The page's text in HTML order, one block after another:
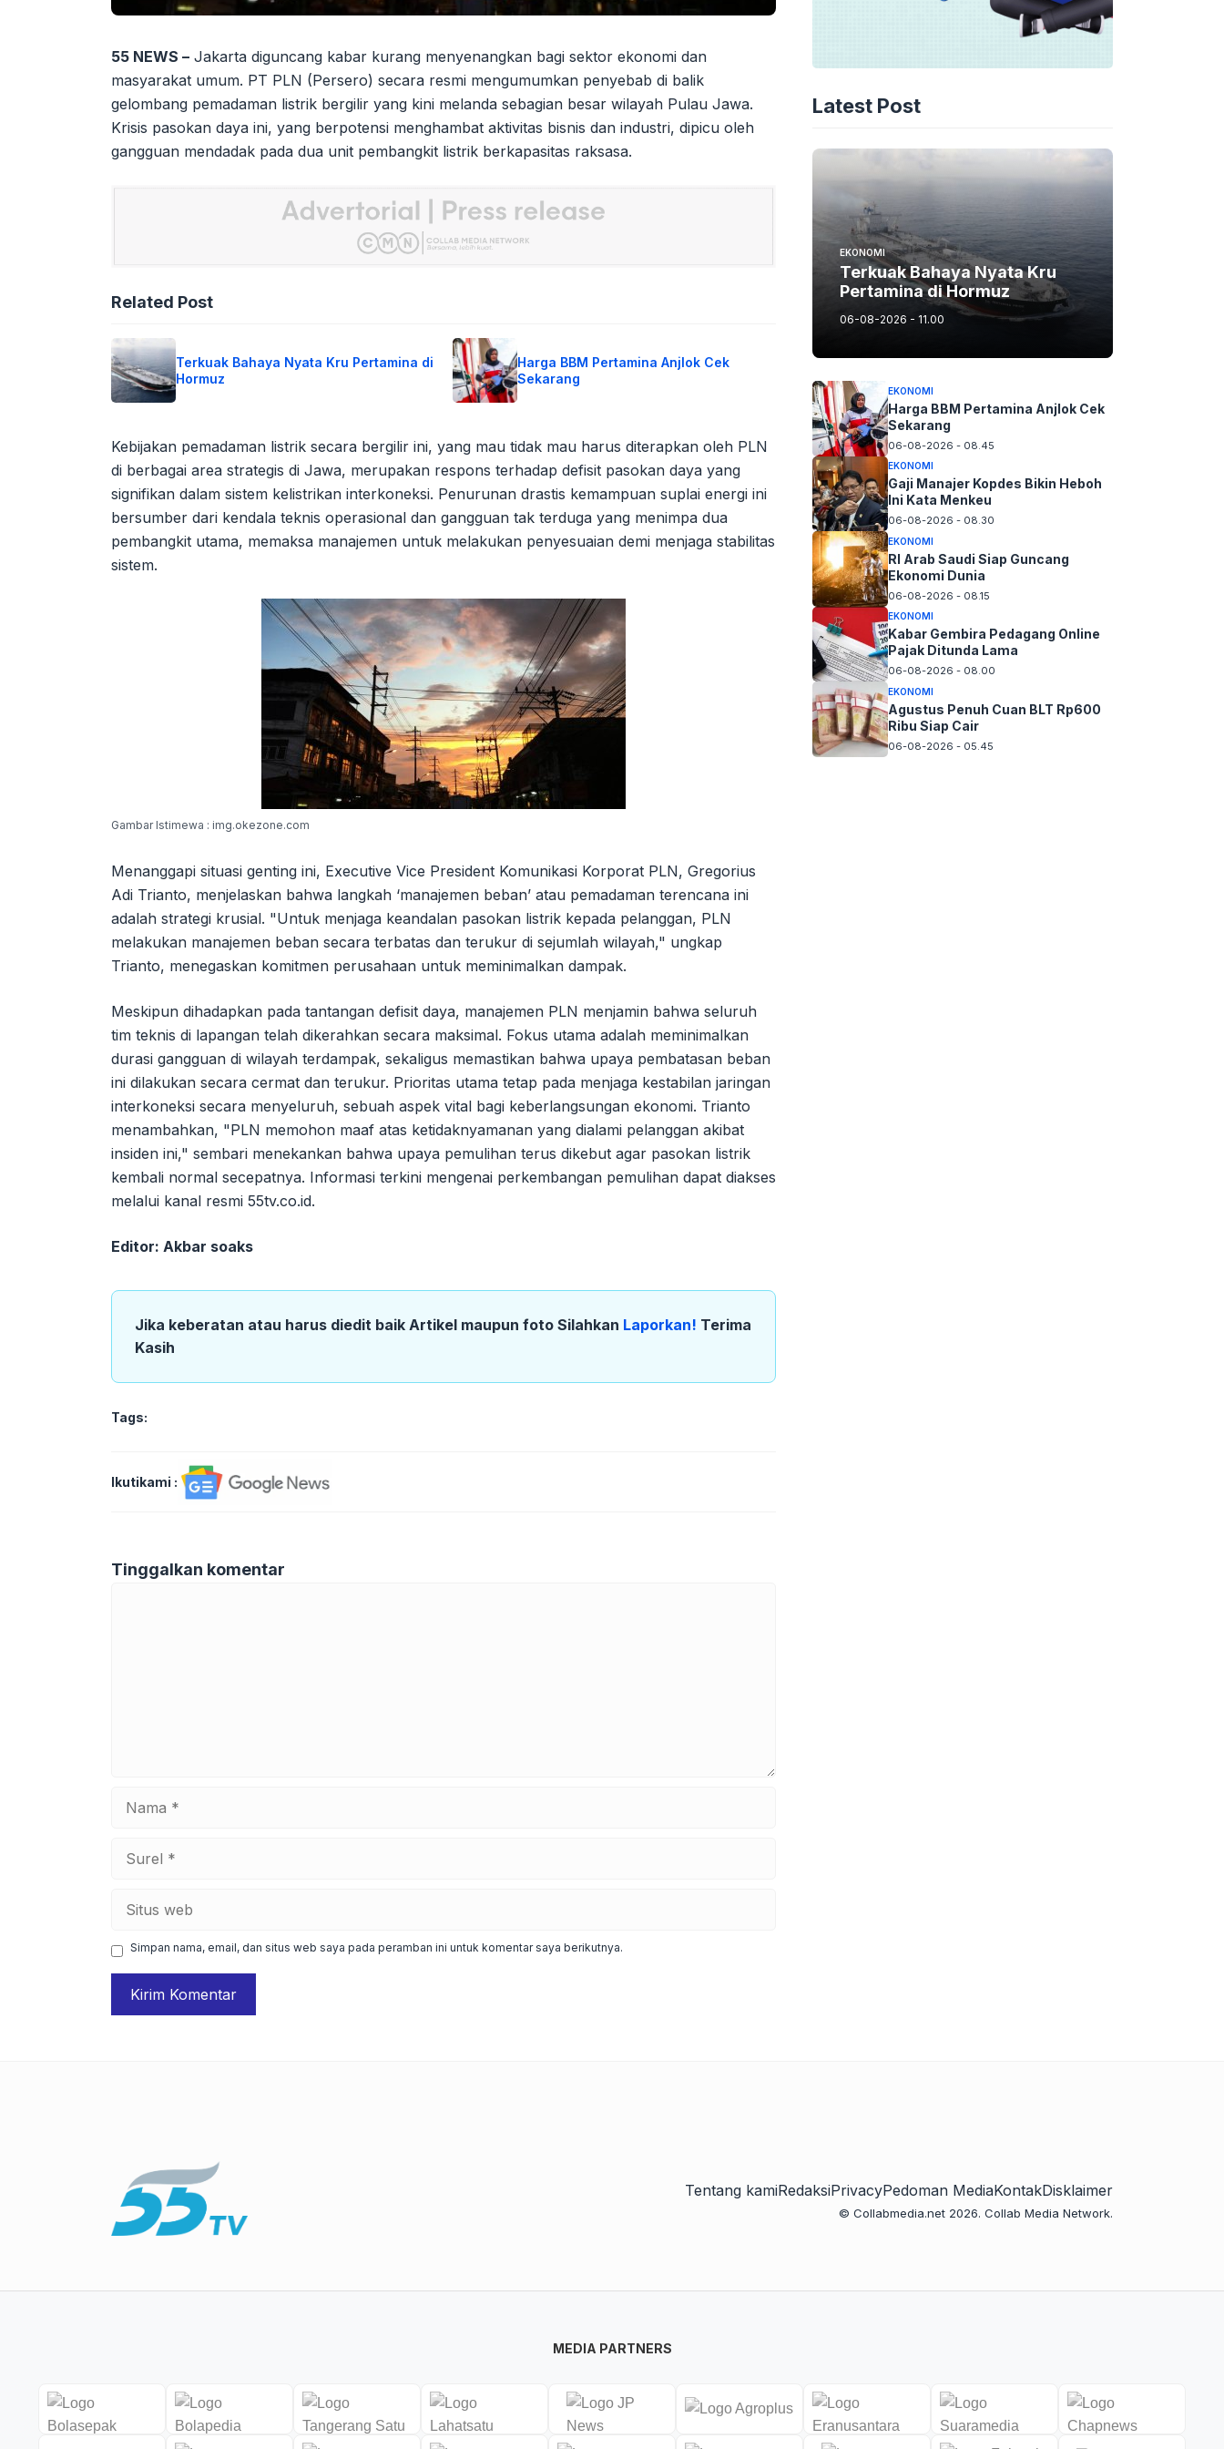
55 NEWS – Jakarta diguncang kabar kurang menyenangkan bagi sektor ekonomi dan
masyarakat umum. PT PLN (Persero) secara resmi mengumumkan penyebab di balik
gelombang pemadaman listrik bergilir yang kini melanda sebagian besar wilayah Pulau Jawa.
Krisis pasokan daya ini, yang berpotensi menghambat aktivitas bisnis dan industri, dipicu oleh
gangguan mendadak pada dua unit pembangkit listrik berkapasitas raksasa.
Related Post
Terkuak Bahaya Nyata Kru Pertamina di
Hormuz
Harga BBM Pertamina Anjlok Cek
Sekarang
Kebijakan pemadaman listrik secara bergilir ini, yang mau tidak mau harus diterapkan oleh PLN
di berbagai area strategis di Jawa, merupakan respons terhadap defisit pasokan daya yang
signifikan dalam sistem kelistrikan interkoneksi. Penurunan drastis kemampuan suplai energi ini
bersumber dari kendala teknis operasional dan gangguan tak terduga yang menimpa dua
pembangkit utama, memaksa manajemen untuk melakukan penyesuaian demi menjaga stabilitas
sistem.
Gambar Istimewa : img.okezone.com
Menanggapi situasi genting ini, Executive Vice President Komunikasi Korporat PLN, Gregorius
Adi Trianto, menjelaskan bahwa langkah ‘manajemen beban’ atau pemadaman terencana ini
adalah strategi krusial. "Untuk menjaga keandalan pasokan listrik kepada pelanggan, PLN
melakukan manajemen beban secara terbatas dan terukur di sejumlah wilayah," ungkap
Trianto, menegaskan komitmen perusahaan untuk meminimalkan dampak.
Meskipun dihadapkan pada tantangan defisit daya, manajemen PLN menjamin bahwa seluruh
tim teknis di lapangan telah dikerahkan secara maksimal. Fokus utama adalah meminimalkan
durasi gangguan di wilayah terdampak, sekaligus memastikan bahwa upaya pembatasan beban
ini dilakukan secara cermat dan terukur. Prioritas utama tetap pada menjaga kestabilan jaringan
interkoneksi secara menyeluruh, sebuah aspek vital bagi keberlangsungan ekonomi. Trianto
menambahkan, "PLN memohon maaf atas ketidaknyamanan yang dialami pelanggan akibat
insiden ini," sembari menekankan bahwa upaya pemulihan terus dikebut agar pasokan listrik
kembali normal secepatnya. Informasi terkini mengenai perkembangan pemulihan dapat diakses
melalui kanal resmi 55tv.co.id.
Editor: Akbar soaks
Jika keberatan atau harus diedit baik Artikel maupun foto Silahkan Laporkan! Terima
Kasih
Tags:
Ikutikami :
Tinggalkan komentar
web
Simpan nama, email, dan situs web saya pada peramban ini untuk komentar saya berikutnya.
Latest Post
EKONOMI
Terkuak Bahaya Nyata Kru
Pertamina di Hormuz
06-08-2026 - 11.00
EKONOMI
Harga BBM Pertamina Anjlok Cek
Sekarang
06-08-2026 - 08.45
EKONOMI
Gaji Manajer Kopdes Bikin Heboh
Ini Kata Menkeu
06-08-2026 - 08.30
EKONOMI
RI Arab Saudi Siap Guncang
Ekonomi Dunia
06-08-2026 - 08.15
EKONOMI
Kabar Gembira Pedagang Online
Pajak Ditunda Lama
06-08-2026 - 08.00
EKONOMI
Agustus Penuh Cuan BLT Rp600
Ribu Siap Cair
06-08-2026 - 05.45
Tentang kamiRedaksiPrivacyPedoman MediaKontakDisklaimer
© Collabmedia.net 2026. Collab Media Network.
MEDIA PARTNERS